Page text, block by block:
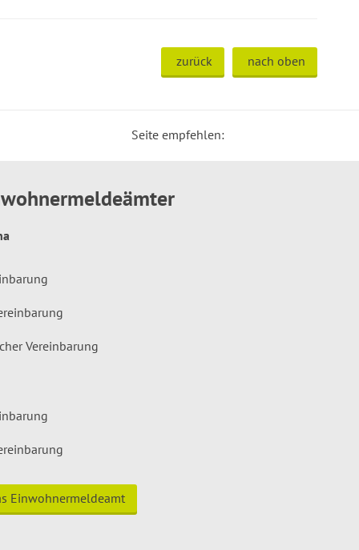
zurück nach oben
Seite empfehlen:
Vereinbarung
Einwohnermeldeamt